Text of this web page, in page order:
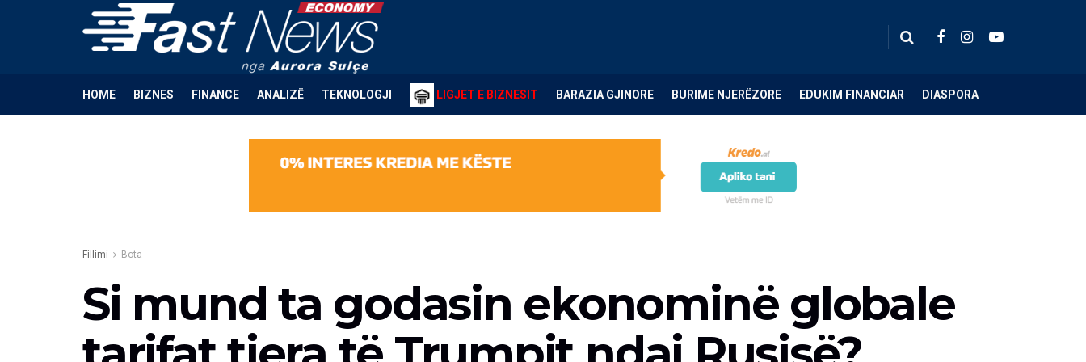
HOME BIZNES FINANCE ANALIZË TEKNOLOGJI LIGJET E BIZNESIT BARAZIA GJINORE BURIME NJERËZORE EDUKIM FINANCIAR DIASPORA
Fillimi Bota
Si mund ta godasin ekonominë globale